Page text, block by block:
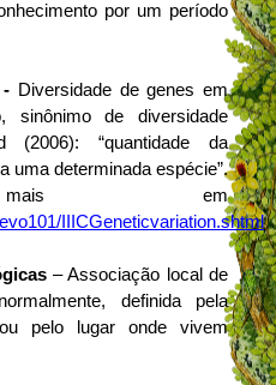
por um período
- Diversidade de genes em
sinônimo de diversidade
(2006): “quantidade da
uma determinada espécie”.
em
IIICGeneticvariation.shtml
– Associação local de
definida pela
pelo lugar onde vivem